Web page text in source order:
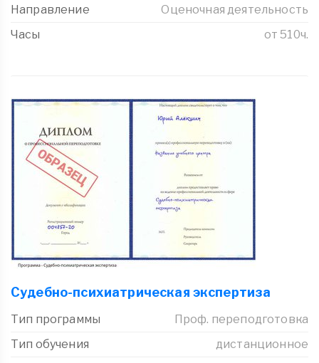
Направление
Оценочная деятельность
Часы
от 510ч.
Судебно-психиатрическая экспертиза
Тип программы
Проф. переподготовка
Тип обучения
дистанционное